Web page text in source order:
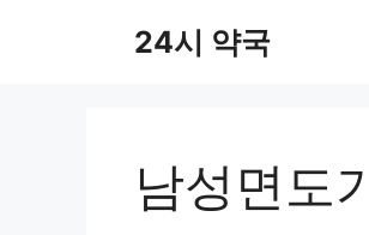
24시 약국
남성면도